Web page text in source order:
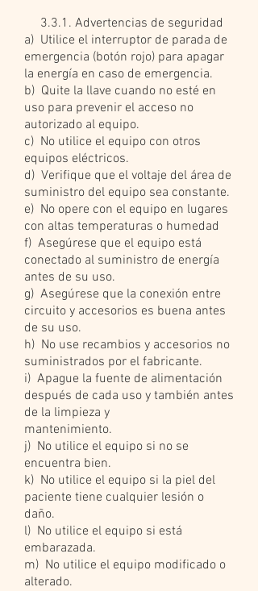
3.3.1. Advertencias de seguridad
a) Utilice el interruptor de parada de
emergencia (botón rojo) para apagar
la energía en caso de emergencia.
b) Quite la llave cuando no esté en
uso para prevenir el acceso no
autorizado al equipo.
c) No utilice el equipo con otros
equipos eléctricos.
d) Verifique que el voltaje del área de
suministro del equipo sea constante.
e) No opere con el equipo en lugares
con altas temperaturas o humedad
f) Asegúrese que el equipo está
conectado al suministro de energía
antes de su uso.
g) Asegúrese que la conexión entre
circuito y accesorios es buena antes
de su uso.
h) No use recambios y accesorios no
suministrados por el fabricante.
i) Apague la fuente de alimentación
después de cada uso y también antes
de la limpieza y
mantenimiento.
j) No utilice el equipo si no se
encuentra bien.
k) No utilice el equipo si la piel del
paciente tiene cualquier lesión o
daño.
l) No utilice el equipo si está
embarazada.
m) No utilice el equipo modificado o
alterado.